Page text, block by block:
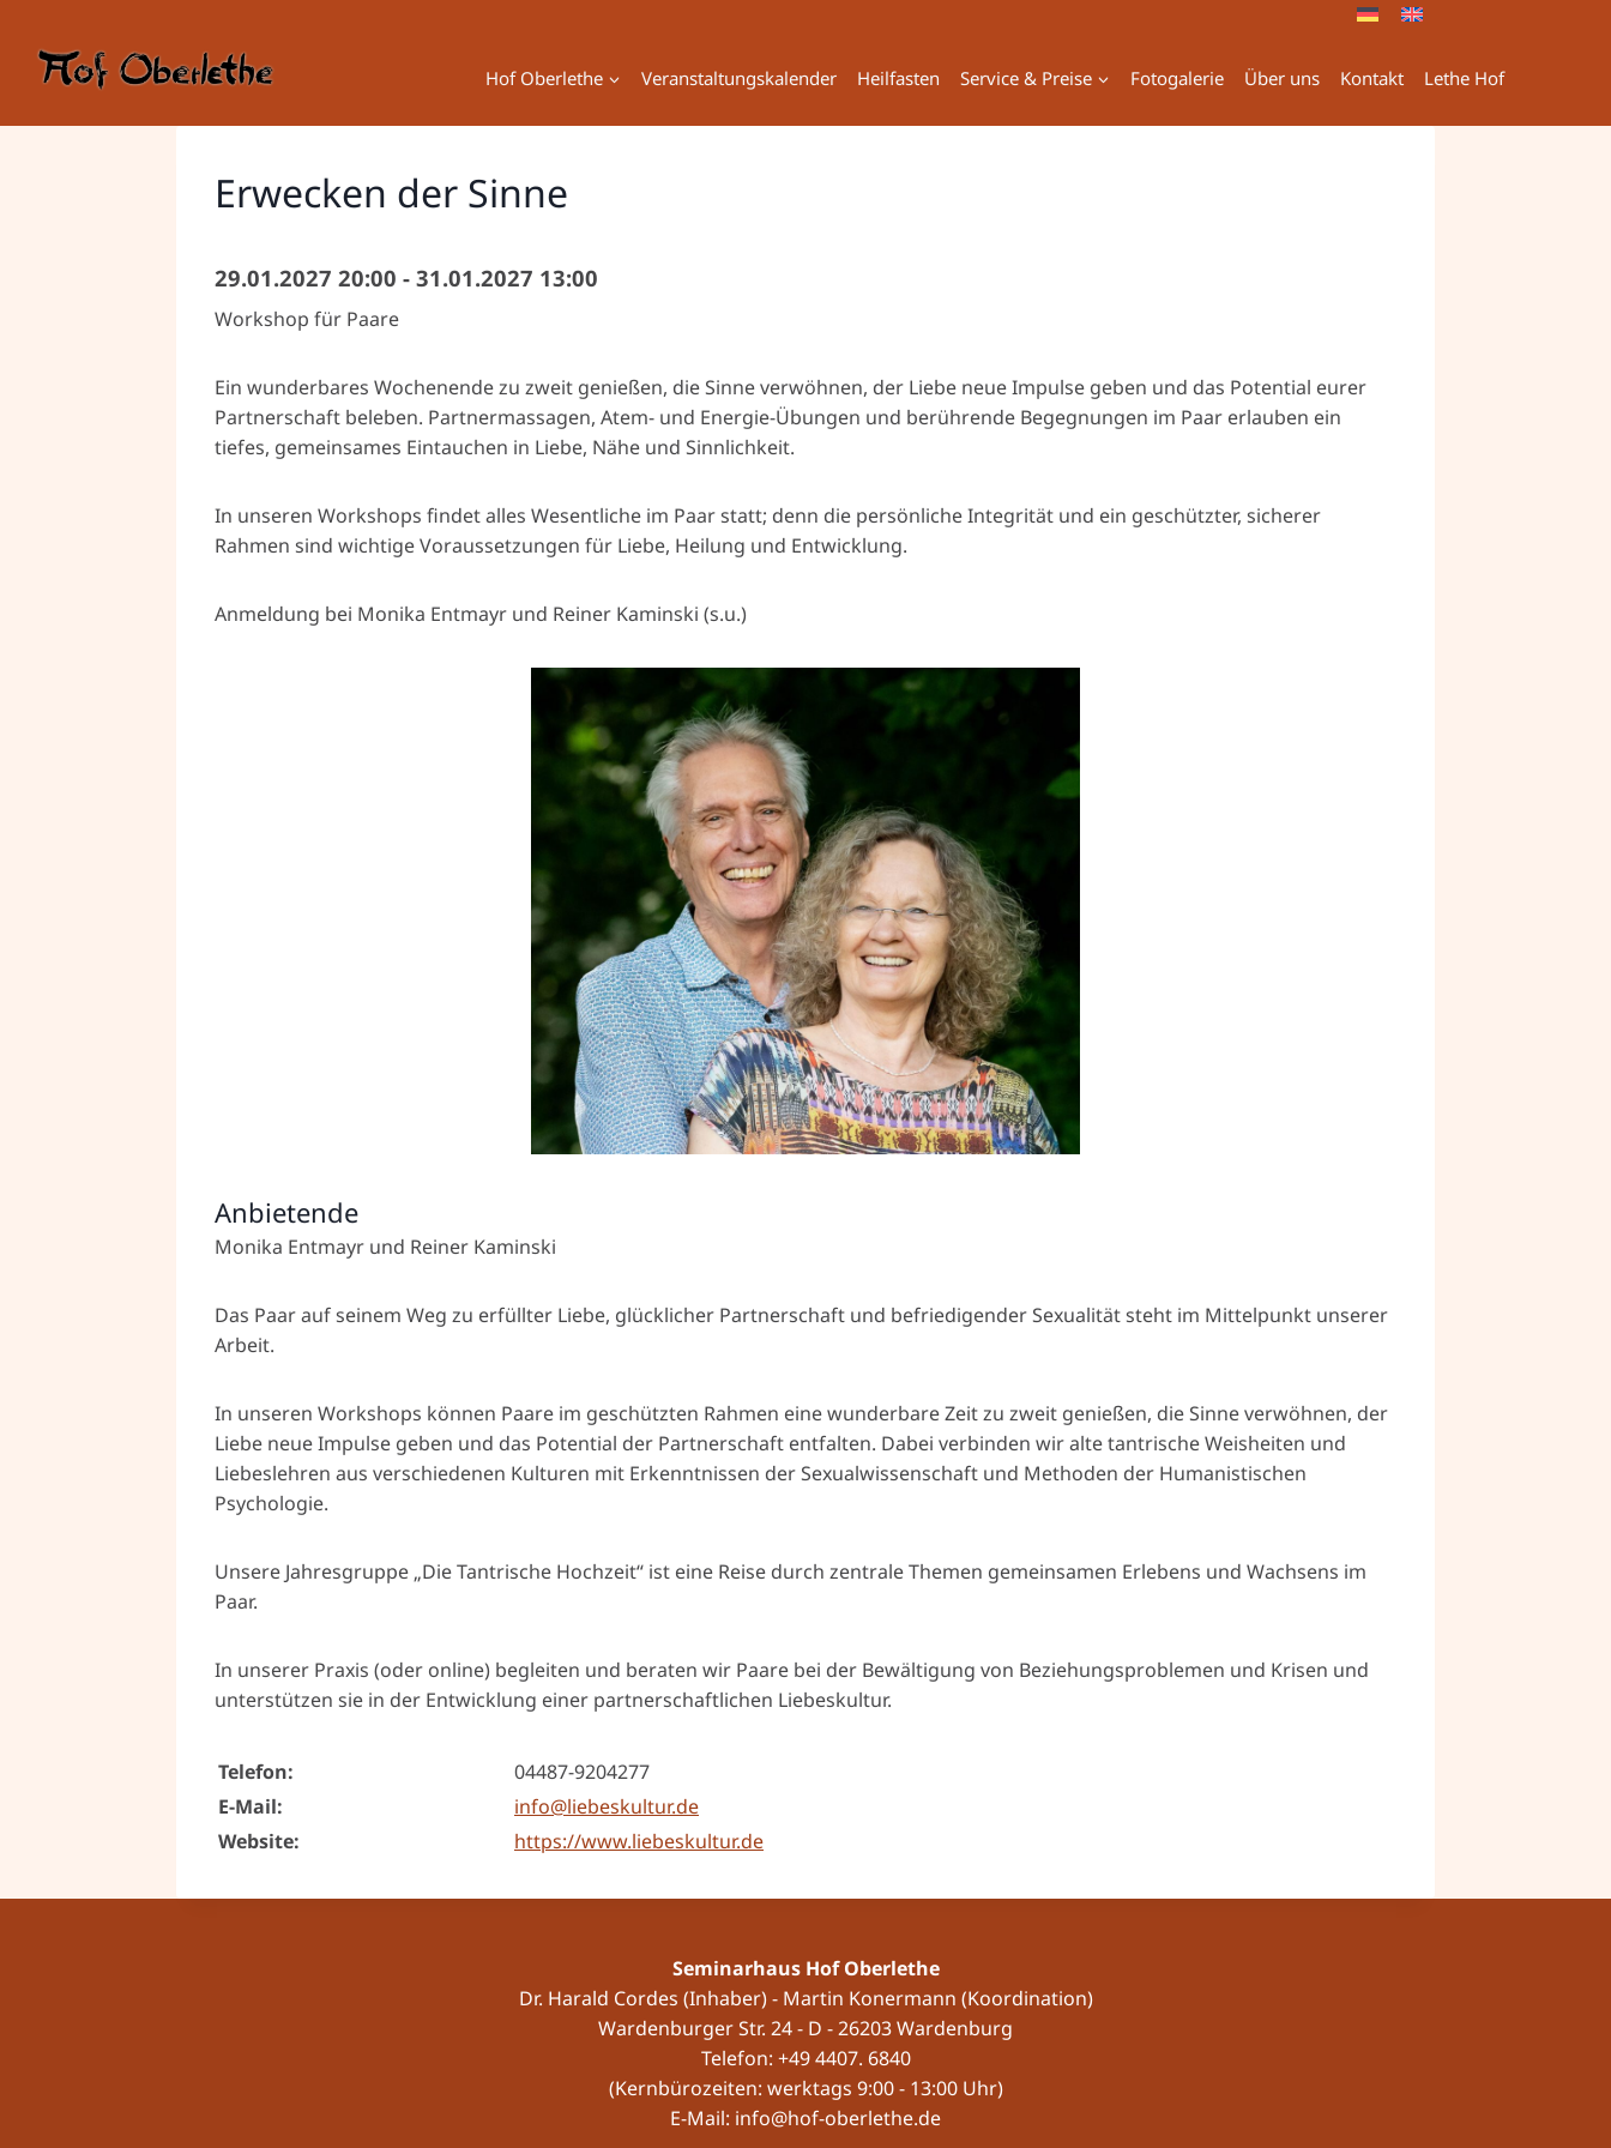
Inhalt
springen
Hof Oberlethe Veranstaltungskalender Heilfasten Service & Preise Fotogalerie Über uns Kontakt Lethe Hof
Erwecken der Sinne
29.01.2027 20:00 - 31.01.2027 13:00
Workshop für Paare
Ein wunderbares Wochenende zu zweit genießen, die Sinne verwöhnen, der Liebe neue Impulse geben und das Potential eurer
Partnerschaft beleben. Partnermassagen, Atem- und Energie-Übungen und berührende Begegnungen im Paar erlauben ein
tiefes, gemeinsames Eintauchen in Liebe, Nähe und Sinnlichkeit.
In unseren Workshops findet alles Wesentliche im Paar statt; denn die persönliche Integrität und ein geschützter, sicherer
Rahmen sind wichtige Voraussetzungen für Liebe, Heilung und Entwicklung.
Anmeldung bei Monika Entmayr und Reiner Kaminski (s.u.)
Anbietende
Monika Entmayr und Reiner Kaminski
Das Paar auf seinem Weg zu erfüllter Liebe, glücklicher Partnerschaft und befriedigender Sexualität steht im Mittelpunkt unserer
Arbeit.
In unseren Workshops können Paare im geschützten Rahmen eine wunderbare Zeit zu zweit genießen, die Sinne verwöhnen, der
Liebe neue Impulse geben und das Potential der Partnerschaft entfalten. Dabei verbinden wir alte tantrische Weisheiten und
Liebeslehren aus verschiedenen Kulturen mit Erkenntnissen der Sexualwissenschaft und Methoden der Humanistischen
Psychologie.
Unsere Jahresgruppe „Die Tantrische Hochzeit“ ist eine Reise durch zentrale Themen gemeinsamen Erlebens und Wachsens im
Paar.
In unserer Praxis (oder online) begleiten und beraten wir Paare bei der Bewältigung von Beziehungsproblemen und Krisen und
unterstützen sie in der Entwicklung einer partnerschaftlichen Liebeskultur.
Telefon:
04487-9204277
E-Mail:
info@liebeskultur.de
Website:
https://www.liebeskultur.de
Seminarhaus Hof Oberlethe
Dr. Harald Cordes (Inhaber) - Martin Konermann (Koordination)
Wardenburger Str. 24 - D - 26203 Wardenburg
Telefon: +49 4407. 6840
(Kernbürozeiten: werktags 9:00 - 13:00 Uhr)
E-Mail: info@hof-oberlethe.de